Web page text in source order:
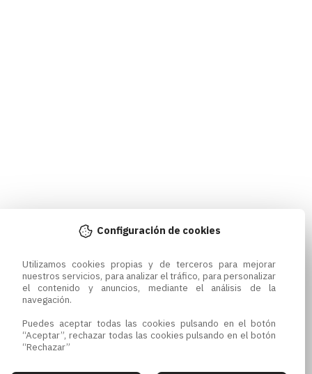
Configuración de cookies
Utilizamos cookies propias y de terceros para mejorar
nuestros servicios, para analizar el tráfico, para personalizar
el contenido y anuncios, mediante el análisis de la
navegación.
Puedes aceptar todas las cookies pulsando en el botón
“Aceptar”, rechazar todas las cookies pulsando en el botón
“Rechazar”